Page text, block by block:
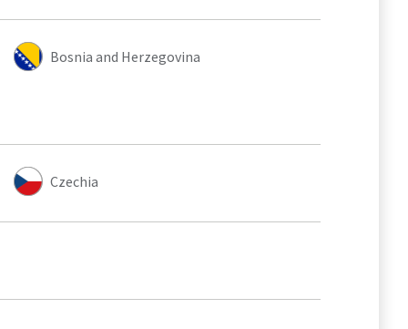
Bosnia and Herzegovina
Czechia